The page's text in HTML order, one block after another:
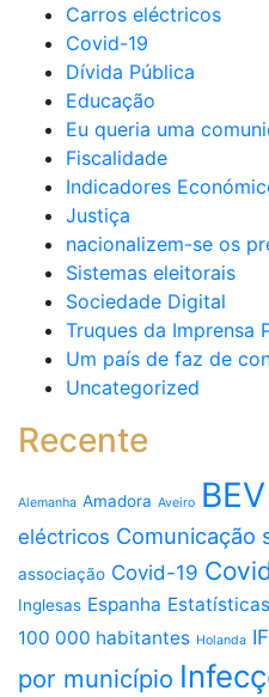
Carros eléctricos
Covid-19
Dívida Pública
Educação
Eu queria uma
Fiscalidade
Indicadores
Justiça
nacionalizem-se os
Sistemas eleitorais
Sociedade Digital
Truques da Imprensa
Um país de faz de
Uncategorized
Recente
Alemanha Amadora Aveiro BEV
eléctricos Comunicação
associação Covid-19
Inglesas Espanha Estatísticas
100 000 habitantes Holanda
por município